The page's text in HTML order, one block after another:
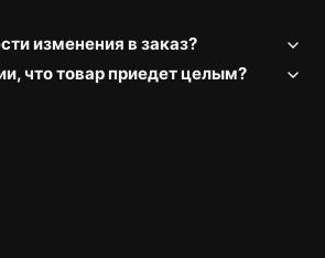
изменения в заказ?
что товар приедет целым?